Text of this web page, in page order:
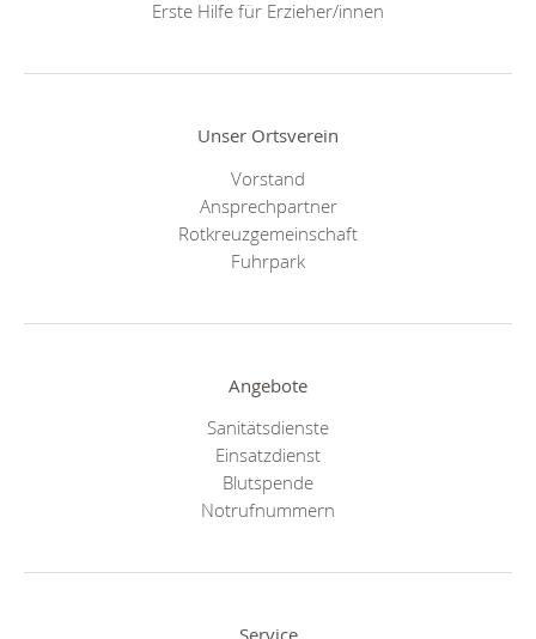
Erste Hilfe für Erzieher/innen
Unser Ortsverein
Vorstand
Ansprechpartner
Rotkreuzgemeinschaft
Fuhrpark
Angebote
Sanitätsdienste
Einsatzdienst
Blutspende
Notrufnummern